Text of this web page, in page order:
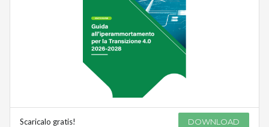
Scaricalo gratis! DOWNLOAD